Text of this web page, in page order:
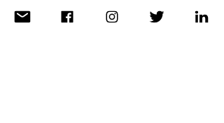
asiakasomistajien kuunteleminen.